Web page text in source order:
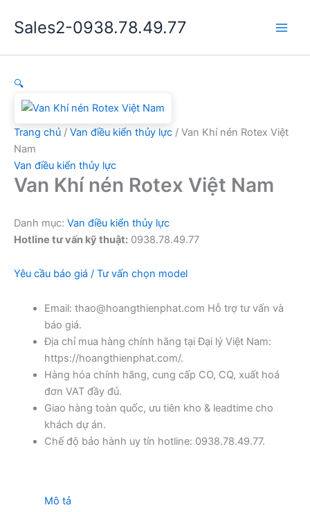
dung
Sales2-0938.78.49.77
🔍
Trang chủ / Van điều kiển thủy lực / Van Khí nén Rotex Việt
Nam
Van điều kiển thủy lực
Van Khí nén Rotex Việt Nam
Danh mục: Van điều kiển thủy lực
Hotline tư vấn kỹ thuật: 0938.78.49.77
Yêu cầu báo giá / Tư vấn chọn model
Email: thao@hoangthienphat.com Hỗ trợ tư vấn và
báo giá.
Địa chỉ mua hàng chính hãng tại Đại lý Việt Nam:
https://hoangthienphat.com/.
Hàng hóa chính hãng, cung cấp CO, CQ, xuất hoá
đơn VAT đầy đủ.
Giao hàng toàn quốc, ưu tiên kho & leadtime cho
khách dự án.
Chế độ bảo hành uy tín hotline: 0938.78.49.77.
Mô tả